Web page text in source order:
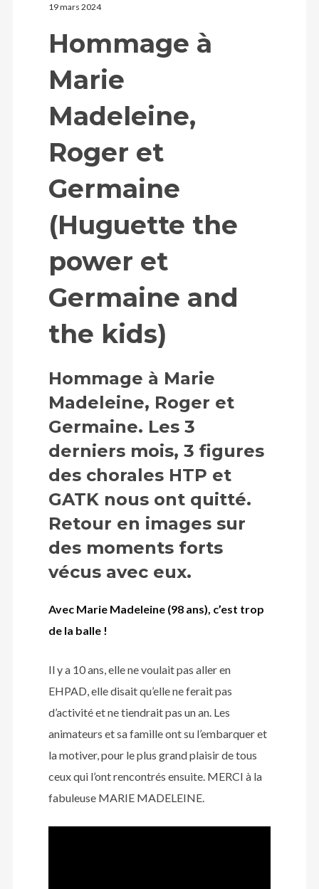
19 mars 2024
Hommage à
Marie
Madeleine,
Roger et
Germaine
(Huguette the
power et
Germaine and
the kids)
Hommage à Marie
Madeleine, Roger et
Germaine. Les 3
derniers mois, 3 figures
des chorales HTP et
GATK nous ont quitté.
Retour en images sur
des moments forts
vécus avec eux.
Avec Marie Madeleine (98 ans), c’est trop
de la balle !
Il y a 10 ans, elle ne voulait pas aller en
EHPAD, elle disait qu’elle ne ferait pas
d’activité et ne tiendrait pas un an. Les
animateurs et sa famille ont su l’embarquer et
la motiver, pour le plus grand plaisir de tous
ceux qui l’ont rencontrés ensuite. MERCI à la
fabuleuse MARIE MADELEINE.